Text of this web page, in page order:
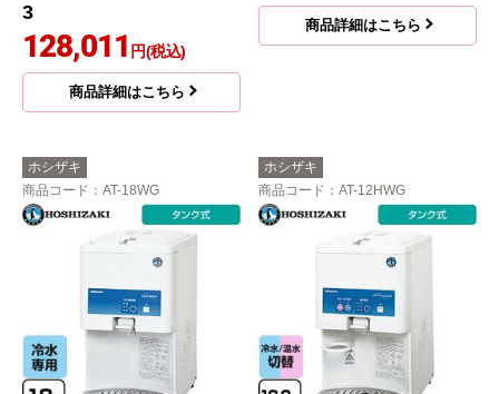
3
128,011 円(税込)
商品詳細はこちら
商品詳細はこちら
ホシザキ
商品コード ：AT-18WG
ホシザキ
商品コード ：AT-12HWG